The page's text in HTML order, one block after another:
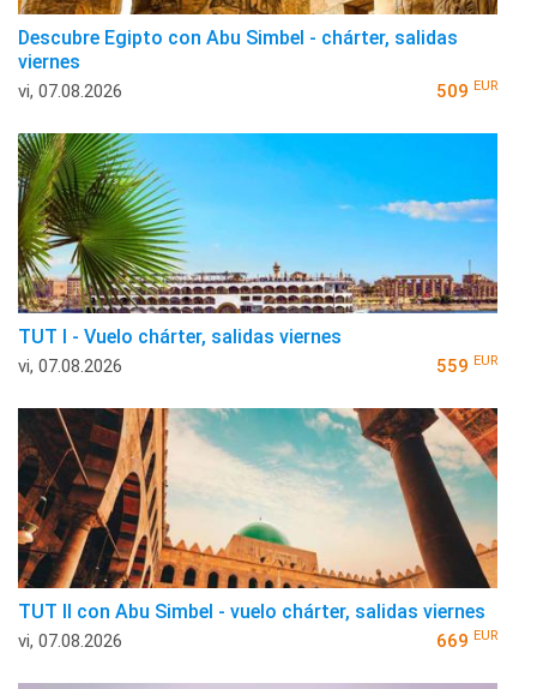
Descubre Egipto con Abu Simbel - chárter, salidas
viernes
vi, 07.08.2026 509 EUR
TUT I - Vuelo chárter, salidas viernes
vi, 07.08.2026 559 EUR
TUT II con Abu Simbel - vuelo chárter, salidas viernes
vi, 07.08.2026 669 EUR